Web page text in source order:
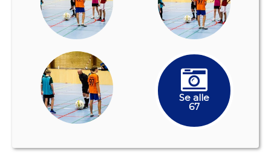
Se alle
67